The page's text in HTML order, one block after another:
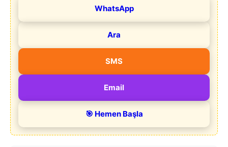
WhatsApp
Ara
SMS
Email
🎯 Hemen Başla